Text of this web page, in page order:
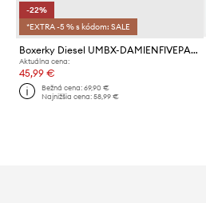
-22%
*EXTRA -5 % s kódom: SALE
Boxerky Diesel UMBX-DAMIENFIVEPACK 5-pak
Aktuálna cena:
45,99 €
Bežná cena:69,90 €
Najnižšia cena:58,99 €